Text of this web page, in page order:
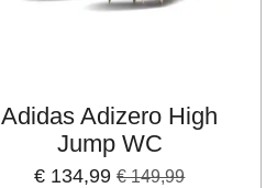
Adidas Adizero High
Jump WC
€ 134,99 € 149,99